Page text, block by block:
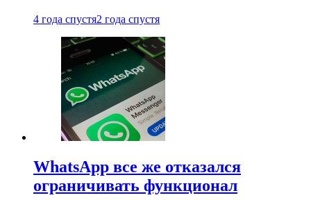
4 года спустя2 года спустя
WhatsApp все же отказался
ограничивать функционал